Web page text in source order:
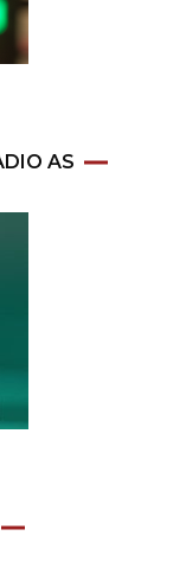
AS